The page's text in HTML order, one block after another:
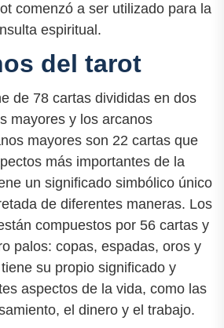
comenzó a ser utilizado para la
espiritual.
del tarot
de 78 cartas divididas en dos
mayores y los arcanos
mayores son 22 cartas que
más importantes de la
un significado simbólico único
de diferentes maneras. Los
compuestos por 56 cartas y
palos: copas, espadas, oros y
su propio significado y
aspectos de la vida, como las
el dinero y el trabajo.